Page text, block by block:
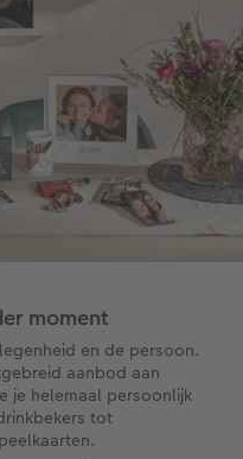
moment
en de persoon.
aanbod aan
je helemaal persoonlijk
tot